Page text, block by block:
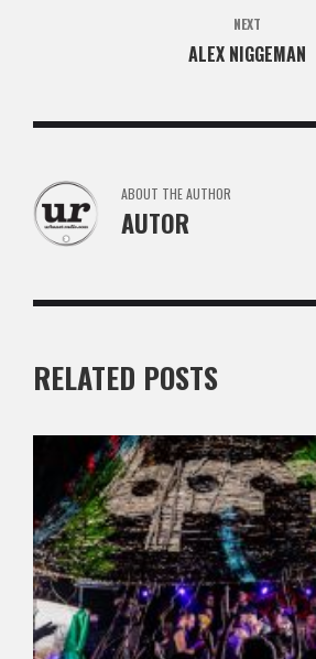
NEXT
ALEX NIGGEMAN
ABOUT THE AUTHOR
AUTOR
RELATED POSTS